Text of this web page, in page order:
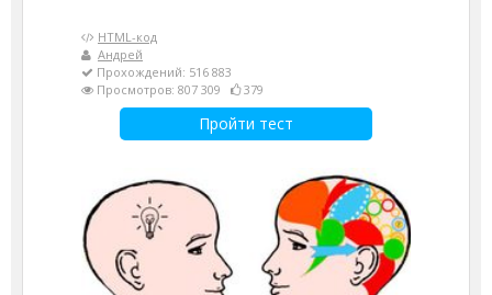
HTML-код
Андрей
Прохождений: 516 883
Просмотров: 807 309
379
Пройти тест